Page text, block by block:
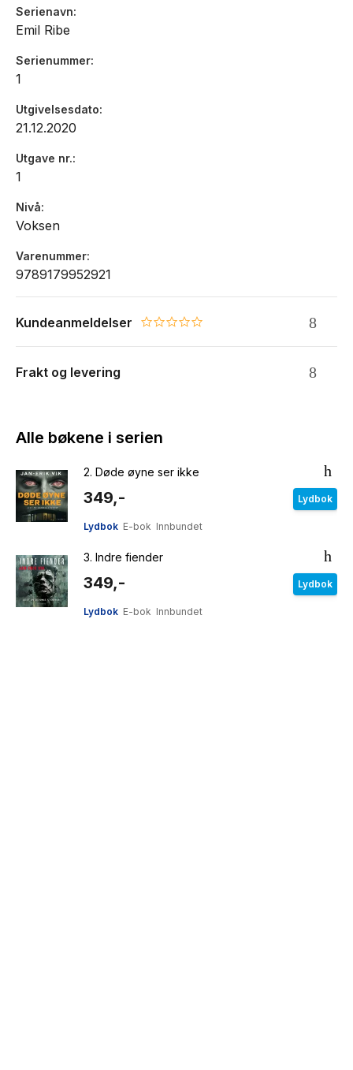
Serienavn
Emil Ribe
Serienummer
1
Utgivelsesdato
21.12.2020
Utgave nr.
1
Nivå
Voksen
Varenummer
9789179952921
Kundeanmeldelser 0.0 star rating
Frakt og levering
Alle bøkene i serien
2. Døde øyne ser ikke
349,- Lydbok
Lydbok E-bok Innbundet
3. Indre fiender
349,- Lydbok
Lydbok E-bok Innbundet